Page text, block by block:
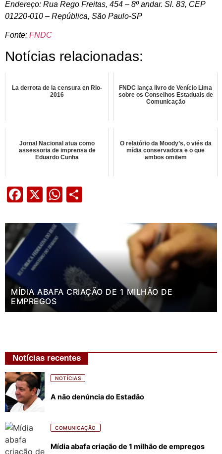
Endereço: Rua Rego Freitas, 454 – 8º andar. Sl. 83, CEP
01220-010 – República, São Paulo-SP
Fonte: FNDC
Notícias relacionadas:
La derrota de la censura en Rio-
2016
FNDC lança livro de Venício Lima
sobre os Conselhos Estaduais de
Comunicação
Jornal Nacional atua como
assessoria de imprensa de
Eduardo Cunha
O relatório da Moody’s, o viés da
mídia conservadora e o que
ambos omitem
Facebook
X WhatsApp
MÍDIA ABAFA CRIAÇÃO DE 1 MILHÃO DE
EMPREGOS
Notícias recentes
NOTÍCIAS
A não denúncia do Estadão
COMUNICAÇÃO
Mídia abafa criação de 1 milhão de empregos